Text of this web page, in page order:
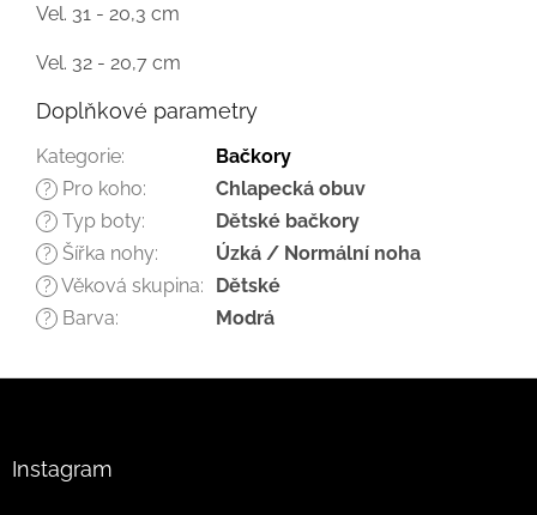
Vel. 31 - 20,3 cm
Vel. 32 - 20,7 cm
Doplňkové parametry
Kategorie: Bačkory
? Pro koho: Chlapecká obuv
? Typ boty: Dětské bačkory
? Šířka nohy: Úzká / Normální noha
? Věková skupina: Dětské
? Barva: Modrá
Instagram